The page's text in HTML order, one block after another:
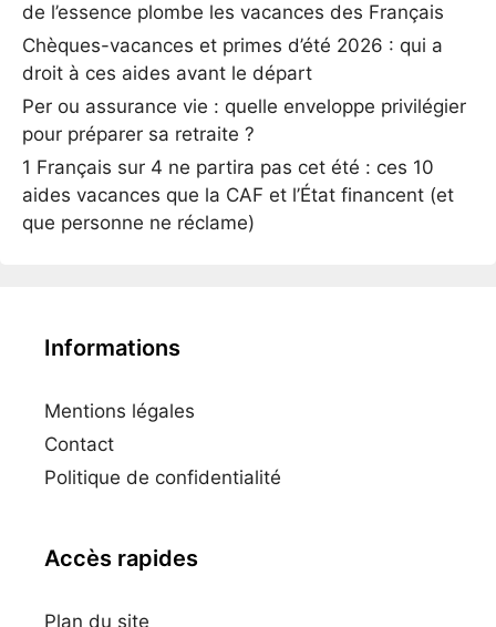
de l’essence plombe les vacances des Français
Chèques-vacances et primes d’été 2026 : qui a
droit à ces aides avant le départ
Per ou assurance vie : quelle enveloppe privilégier
pour préparer sa retraite ?
1 Français sur 4 ne partira pas cet été : ces 10
aides vacances que la CAF et l’État financent (et
que personne ne réclame)
Informations
Mentions légales
Contact
Politique de confidentialité
Accès rapides
Plan du site